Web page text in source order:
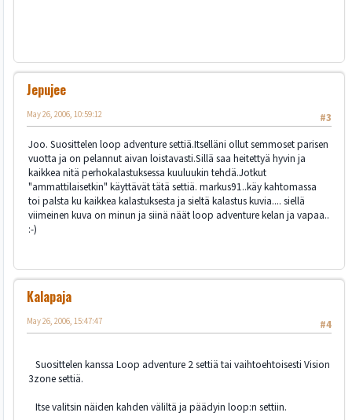
Jepujee
#3
May 26, 2006, 10:59:12
Joo. Suosittelen loop adventure settiä.Itselläni ollut semmoset parisen
vuotta ja on pelannut aivan loistavasti.Sillä saa heitettyä hyvin ja
kaikkea nitä perhokalastuksessa kuuluukin tehdä.Jotkut
"ammattilaisetkin" käyttävät tätä settiä. markus91..käy kahtomassa
toi palsta ku kaikkea kalastuksesta ja sieltä kalastus kuvia.... siellä
viimeinen kuva on minun ja siinä näät loop adventure kelan ja vapaa..
:-)
Kalapaja
#4
May 26, 2006, 15:47:47
Suosittelen kanssa Loop adventure 2 settiä tai vaihtoehtoisesti Vision
3zone settiä.
Itse valitsin näiden kahden väliltä ja päädyin loop:n settiin.